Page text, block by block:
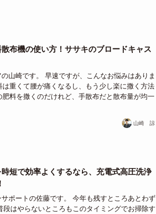
布機の使い方！ササキのブロードキャス
山崎です。 早速ですが、こんなお悩みはありま
重くて腰が痛くなるし、もう少し楽に撒く方法
料を撒くのだけれど、手散布だと散布量が均一
山崎 諒
短で効率よくするなら、充電式高圧洗浄
ポートの佐藤です。 今年も残すところあとわず
はやらないところもこのタイミングでお掃除す